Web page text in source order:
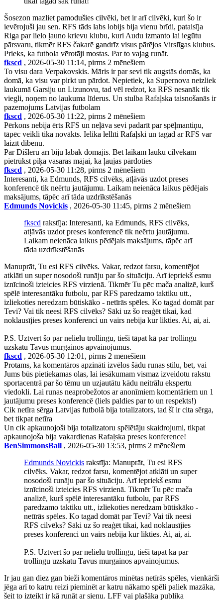
Šosezon mazliet pamodušies cilvēki, bet ir arī cilvēki, kuri šo ir
ievērojuši jau sen. RFS tāds labs lobijs bija vienu brīdi, pataisīja
Riga par lielo ļauno krievu klubu, kuri Audu izmanto lai iegūtu
pārsvaru, tikmēr RFS čakarē gandrīz visus pārējos Virslīgas klubus.
Prieks, ka futbola vērotāji mostas. Par to vajag runāt.
fkscd , 2026-05-30 11:14, pirms 2 mēnešiem
To visu dara Verpakovskis. Māris ir par sevi tik augstās domās, ka
domā, ka visu var pirkt un pārdot. Nepietiek, ka Supernova neizliek
laukumā Garsiju un Lizunovu, tad vēl redzot, ka RFS nesanāk tik
viegli, noņem no laukuma līderus. Un stulba Rafaļska taisnošanās ir
pazemojums Latvijas futbolam
fkscd , 2026-05-30 11:22, pirms 2 mēnešiem
Pērkons nebija ērts RFS un neļāva sevi padarīt par spēļmantiņu,
tāpēc veikli tika novākts. Ielika lellīti Rafaļski un tagad ar RFS var
laizīt dibenu.
Par Dišleru arī biju labāk domājis. Bet laikam lauku cilvēkam
pietrūkst piķa vasaras mājai, ka ļaujas pārdoties
fkscd , 2026-05-30 11:28, pirms 2 mēnešiem
Interesanti, ka Edmunds, RFS cilvēks, atļāvās uzdot preses
konferencē tik neērtu jautājumu. Laikam neienāca laikus pēdējais
maksājums, tāpēc arī tāda uzdrīkstēšanās
Edmunds Novickis , 2026-05-30 11:45, pirms 2 mēnešiem
fkscd rakstīja: Interesanti, ka Edmunds, RFS cilvēks,
atļāvās uzdot preses konferencē tik neērtu jautājumu.
Laikam neienāca laikus pēdējais maksājums, tāpēc arī
tāda uzdrīkstēšanās
Manuprāt, Tu esi RFS cilvēks. Vakar, redzot farsu, komentējot
atklāti un super nosodoši runāju par šo situāciju. Arī iepriekš esmu
iznīcinoši izteicies RFS virzienā. Tikmēr Tu pēc mača analizē, kurš
spēlē interesantāku futbolu, par RFS paredzamo taktiku utt.,
izliekoties neredzam būtiskāko - netīrās spēles. Ko tagad domāt par
Tevi? Vai tik neesi RFS cilvēks? Sāki uz šo reaģēt tikai, kad
noklausījies preses konferenci un vairs nebija kur likties. Ai, ai, ai.
P.S. Uztvert šo par nelielu trollingu, tieši tāpat kā par trollingu
uzskatu Tavus murgainos apvainojumus.
fkscd , 2026-05-30 12:01, pirms 2 mēnešiem
Protams, ka komentāros apzināti izvēlos šādu runas stilu, bet, vai
Jums būs pietiekamas olas, lai iesākumam vismaz izveidotu rakstu
sportacentrā par šo tēmu un uzjautātu kādu neitrālu ekspertu
viedokli. Lai runas neaprobežotos ar anonīmiem komentāriem un 1
jautājumu preses konferencē (liels paldies par to un respekts!)
Cik netīra sērga Latvijas futbolā bija totalizators, tad šī ir cita sērga,
bet tikpat netīra
Un cik apkaunojoši bija totalizatoru spēlētāju skaidrojumi, tikpat
apkaunojoša bija vakardienas Rafaļska preses konference!
BenSimmonsBall , 2026-05-30 13:53, pirms 2 mēnešiem
Edmunds Novickis rakstīja: Manuprāt, Tu esi RFS
cilvēks. Vakar, redzot farsu, komentējot atklāti un super
nosodoši runāju par šo situāciju. Arī iepriekš esmu
iznīcinoši izteicies RFS virzienā. Tikmēr Tu pēc mača
analizē, kurš spēlē interesantāku futbolu, par RFS
paredzamo taktiku utt., izliekoties neredzam būtiskāko -
netīrās spēles. Ko tagad domāt par Tevi? Vai tik neesi
RFS cilvēks? Sāki uz šo reaģēt tikai, kad noklausījies
preses konferenci un vairs nebija kur likties. Ai, ai, ai.
P.S. Uztvert šo par nelielu trollingu, tieši tāpat kā par
trollingu uzskatu Tavus murgainos apvainojumus.
Ir jau gan diez gan bieži komentāros minētas netīrās spēles, vienkārši
jēga arī to katru reizi pieminēt ar katru nākamo spēli paliek mazāka,
šeit to izteikt ir kā runāt ar sienu. LFF vai plašāka publika